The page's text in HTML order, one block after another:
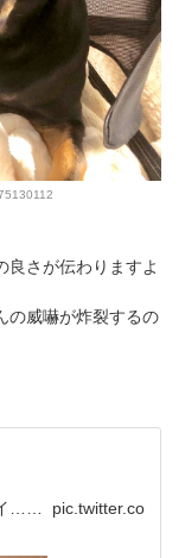
良さが伝わりますよ
の威嚇が炸裂するの
イ……
pic.twitter.co